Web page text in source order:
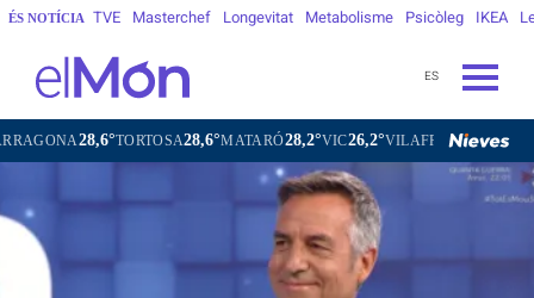
ÉS NOTÍCIA TVE Masterchef Longevitat Metabolisme Psicòleg IKEA
ES
TORTOSA28,6°MATARÓ28,2°VIC26,2°VILAFRANCA DEL PENEDÈS25,6°